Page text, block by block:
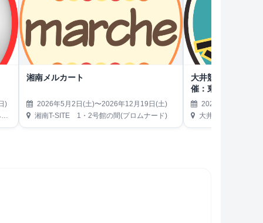
)
湘南メルカート
2026年5月2日(土)〜2026年12月19日(土)
湘南T-SITE 1・2号館の間(プロムナード)
大井競馬場Tokyo
催：東京リサイク
2026年5月2日(土)
大井競馬場 第1駐車